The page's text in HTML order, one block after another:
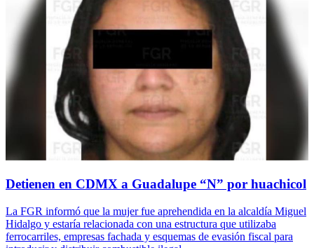
Detienen en CDMX a Guadalupe “N” por huachicol
La FGR informó que la mujer fue aprehendida en la alcaldía Miguel
Hidalgo y estaría relacionada con una estructura que utilizaba
ferrocarriles, empresas fachada y esquemas de evasión fiscal para